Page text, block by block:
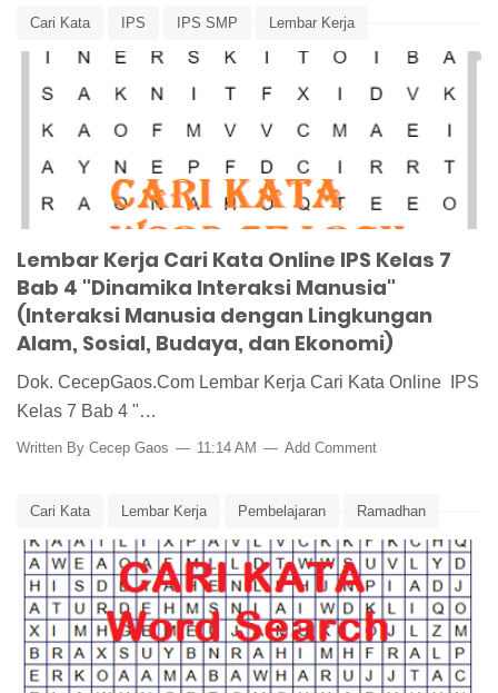
Cari Kata IPS IPS SMP Lembar Kerja
Lembar Kerja Siswa Pembelajaran Word Search
Lembar Kerja Cari Kata Online IPS Kelas 7
Bab 4 "Dinamika Interaksi Manusia"
(Interaksi Manusia dengan Lingkungan
Alam, Sosial, Budaya, dan Ekonomi)
Dok. CecepGaos.Com Lembar Kerja Cari Kata Online IPS
Kelas 7 Bab 4 "…
Written By Cecep Gaos 11:14 AM Add Comment
Cari Kata Lembar Kerja Pembelajaran Ramadhan
Word Search